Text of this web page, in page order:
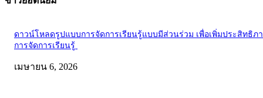
ดาวน์โหลดรูปแบบการจัดการเรียนรู้แบบมีส่วนร่วม เพื่อเพิ่มประสิทธิภ
การจัดการเรียนรู้
เมษายน 6, 2026